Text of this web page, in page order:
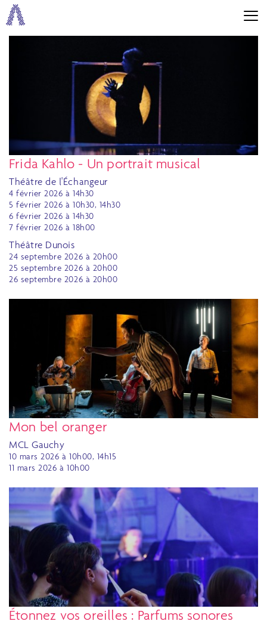
Frida Kahlo - Un portrait musical
Théâtre de l'Échangeur
4 février 2026 à 14h30
5 février 2026 à 10h30, 14h30
6 février 2026 à 14h30
7 février 2026 à 18h00
Théâtre Dunois
24 septembre 2026 à 20h00
25 septembre 2026 à 20h00
26 septembre 2026 à 20h00
Mon bel oranger
MCL Gauchy
10 mars 2026 à 10h00, 14h15
11 mars 2026 à 10h00
Étonnez vos oreilles : Parfums sonores